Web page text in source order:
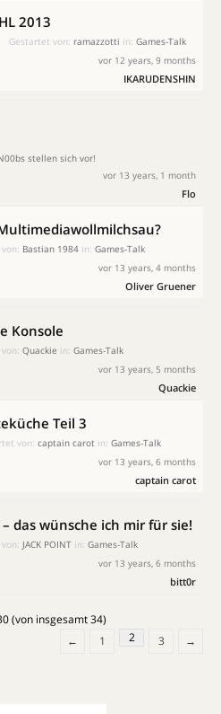
2013
Gestartet von: ramazzotti in: Games-Talk
vor 12 years, 9 months
IKARUDENSHIN
stellen sich vor!
vor 13 years, 1 month
Flo
Bastian 1984 in: Games-Talk
vor 13 years, 4 months
Oliver Gruener
Konsole
Quackie in: Games-Talk
vor 13 years, 5 months
Quackie
Teil 3
von: captain carot in: Games-Talk
vor 13 years, 6 months
captain carot
– das wünsche ich mir für sie!
JACK POINT in: Games-Talk
vor 13 years, 6 months
bitt0r
(von insgesamt 34)
←
1 2 3 →